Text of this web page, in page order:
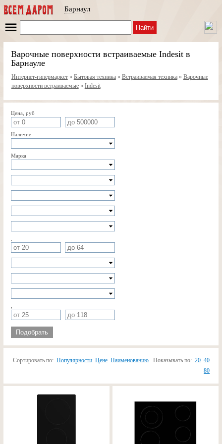
Барнаул
Найти
Варочные поверхности встраиваемые Indesit в
Барнауле
Интернет-гипермаркет» Бытовая техника» Встраиваемая техника» Варочные
поверхности встраиваемые» Indesit
Цена, руб
Наличие
Марка
Подобрать
Сортировать по: Популярности Цене Наименованию Показывать по: 20 40
80